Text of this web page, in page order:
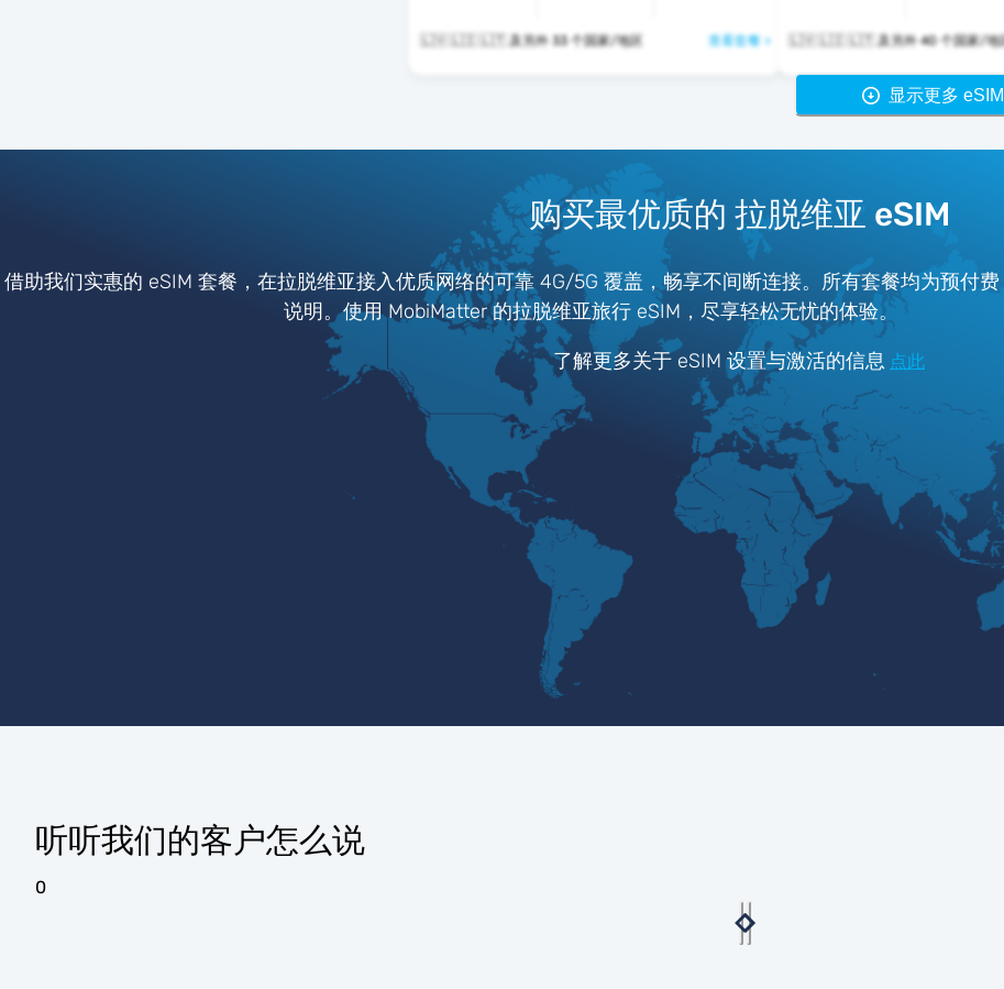
🇱🇻 🇱🇮 🇱🇹 及另外 33 个国家/地区 查看套餐 > 🇱🇻 🇱🇮 🇱🇹 及另外 40 个国家/地
显示更多
购买最优质的 拉脱维亚 eSIM
借助我们实惠的 eSIM 套餐，在拉脱维亚接入优质网络的可靠 4G/5G 覆盖，畅享不间断连接。所有套餐均为预付
说明。使用 MobiMatter 的拉脱维亚旅行 eSIM，尽享轻松无忧的体验。
了解更多关于 eSIM 设置与激活的信息 点此
听听我们的客户怎么说
0